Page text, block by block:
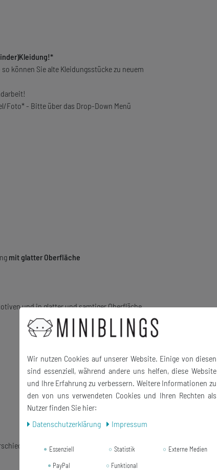
können Sie alte Kleidungsstücke zu neuem
Foto* - Bitte über das Drop-Down Menü
mit glatter Oberfläche
und in glatter und samtiger Oberfläche
Wir nutzen Cookies auf unserer Website. Einige von diesen
sind essenziell, während andere uns helfen, diese Website
und Ihre Erfahrung zu verbessern. Weitere Informationen zu
den von uns verwendeten Cookies und Ihren Rechten als
Nutzer finden Sie hier:
Daten­schutz­erklärung
Impressum
Essenziell Statistik
Externe Medien
PayPal
Funktional